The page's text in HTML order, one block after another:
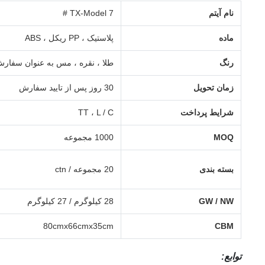
نام آیتم TX-Model 7 #
ماده پلاستیک ، PP ریکل ، ABS
رنگ طلا ، نقره ، مس به عنوان
زمان تحویل 30 روز پس از تایید سفارش
شرایط پرداخت TT ، L / C
MOQ 1000 مجموعه
بسته بندی 20 مجموعه / ctn
GW / NW 28 کیلوگرم / 27 کیلوگرم
CBM
80cmx66cmx35cm
توابع: